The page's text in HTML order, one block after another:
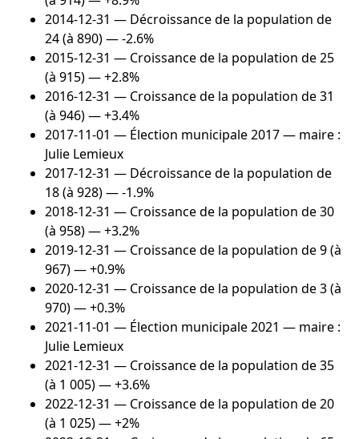
2014-12-31 — Décroissance de la population de
24 (à 890) — -2.6%
2015-12-31 — Croissance de la population de 25
(à 915) — +2.8%
2016-12-31 — Croissance de la population de 31
(à 946) — +3.4%
2017-11-01 — Élection municipale 2017 — maire :
Julie Lemieux
2017-12-31 — Décroissance de la population de
18 (à 928) — -1.9%
2018-12-31 — Croissance de la population de 30
(à 958) — +3.2%
2019-12-31 — Croissance de la population de 9 (à
967) — +0.9%
2020-12-31 — Croissance de la population de 3 (à
970) — +0.3%
2021-11-01 — Élection municipale 2021 — maire :
Julie Lemieux
2021-12-31 — Croissance de la population de 35
(à 1 005) — +3.6%
2022-12-31 — Croissance de la population de 20
(à 1 025) — +2%